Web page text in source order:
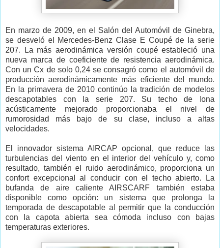
En marzo de 2009, en el Salón del Automóvil de Ginebra,
se desveló el Mercedes-Benz Clase E Coupé de la serie
207. La más aerodinámica versión coupé estableció una
nueva marca de coeficiente de resistencia aerodinámica.
Con un Cx de solo 0,24 se consagró como el automóvil de
producción aerodinámicamente más eficiente del mundo.
En la primavera de 2010 continúo la tradición de modelos
descapotables con la serie 207. Su techo de lona
acústicamente mejorado proporcionaba el nivel de
rumorosidad más bajo de su clase, incluso a altas
velocidades.
El innovador sistema AIRCAP opcional, que reduce las
turbulencias del viento en el interior del vehículo y, como
resultado, también el ruido aerodinámico, proporciona un
confort excepcional al conducir con el techo abierto. La
bufanda de aire caliente AIRSCARF también estaba
disponible como opción: un sistema que prolonga la
temporada de descapotable al permitir que la conducción
con la capota abierta sea cómoda incluso con bajas
temperaturas exteriores.